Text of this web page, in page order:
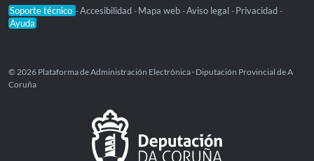
Soporte técnico -Accesibilidad - Mapa web -Aviso legal - Privacidad -
Ayuda
© 2026 Plataforma de Administración Electrónica · Diputación Provincial de A
Coruña